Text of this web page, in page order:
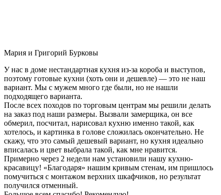
Мария и Григорий Бурковы
У нас в доме нестандартная кухня из-за короба и выступов,
поэтому готовые кухни (хоть они и дешевле) — это не наш
вариант. Мы с мужем много где были, но не нашли
подходящего варианта.
После всех походов по торговым центрам мы решили делать
на заказ под наши размеры. Вызвали замерщика, он все
обмерил, посчитал, нарисовал кухню именно такой, как
хотелось, и картинка в голове сложилась окончательно. Не
скажу, что это самый дешевый вариант, но кухня идеально
вписалась и цвет выбрала такой, как мне нравится.
Примерно через 2 недели нам установили нашу кухню-
красавицу! «Благодаря» нашим кривым стенам, им пришлось
помучиться с монтажом верхних шкафчиков, но результат
получился отменный.